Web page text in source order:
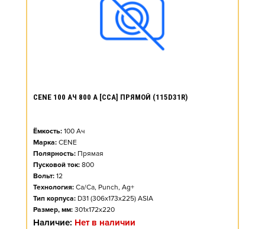
CENE 100 АЧ 800 А [CCA] ПРЯМОЙ (115D31R)
Ёмкость: 100 Ач
Марка: CENE
Полярность: Прямая
Пусковой ток: 800
Вольт: 12
Технология: Ca/Ca, Punch, Ag+
Тип корпуса: D31 (306x173x225) ASIA
Размер, мм: 301x172x220
Наличие: Нет в наличии